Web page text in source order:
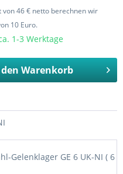
46 € netto berechnen wir
10 Euro.
1-3 Werktage
Warenkorb
Gelenklager GE 6 UK-NI ( 6